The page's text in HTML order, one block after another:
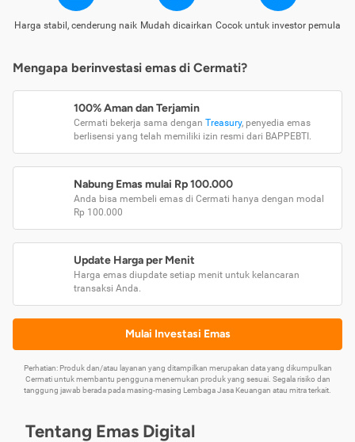
Harga stabil, cenderung naik Mudah dicairkan Cocok untuk investor pemula
Mengapa berinvestasi emas di Cermati?
100% Aman dan Terjamin
Cermati bekerja sama dengan Treasury, penyedia emas
berlisensi yang telah memiliki izin resmi dari BAPPEBTI.
Nabung Emas mulai Rp 100.000
Anda bisa membeli emas di Cermati hanya dengan modal
Rp 100.000
Update Harga per Menit
Harga emas diupdate setiap menit untuk kelancaran
transaksi Anda.
Mulai Investasi Emas
Perhatian: Produk dan/atau layanan yang ditampilkan merupakan data yang dikumpulkan
Cermati untuk membantu pengguna menemukan produk yang sesuai. Segala risiko dan
tanggung jawab berada pada masing-masing Lembaga Jasa Keuangan atau mitra terkait.
Tentang Emas Digital